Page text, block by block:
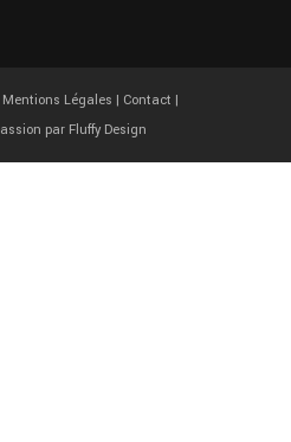
Mentions Légales | Contact |
par Fluffy Design